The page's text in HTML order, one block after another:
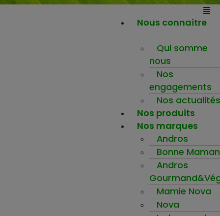
Nous connaitre
Qui somme
nous
Nos
engagements
Nos actualités
Nos produits
Nos marques
Andros
Bonne Maman
Andros
Mamie Nova
Nova